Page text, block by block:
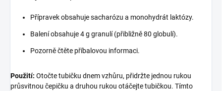
Přípravek obsahuje sacharózu a monohydrát laktózy.
Balení obsahuje 4 g granulí (přibližně 80 globulí).
Pozorně čtěte příbalovou informaci.
Použití: Otočte tubičku dnem vzhůru, přidržte jednou rukou
průsvitnou čepičku a druhou rukou otáčejte tubičkou. Tímto